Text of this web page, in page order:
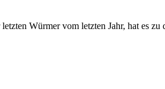
Würmer vom letzten Jahr, hat es